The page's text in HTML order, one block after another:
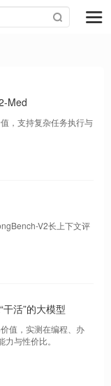
Med
，支持复杂任务执行与
V2长上下文评
活”的大模型
值，实测在编程、办
与性价比。